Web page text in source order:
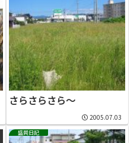
さらさらさら～
2005.07.03
盛岡日記